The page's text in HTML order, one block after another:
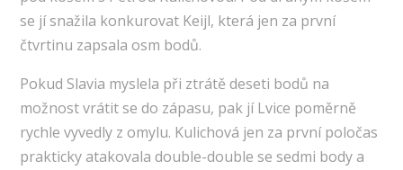
se jí snažila konkurovat Keijl, která jen za první
čtvrtinu zapsala osm bodů.
Pokud Slavia myslela při ztrátě deseti bodů na
možnost vrátit se do zápasu, pak jí Lvice poměrně
rychle vyvedly z omylu. Kulichová jen za první poločas
prakticky atakovala double-double se sedmi body a